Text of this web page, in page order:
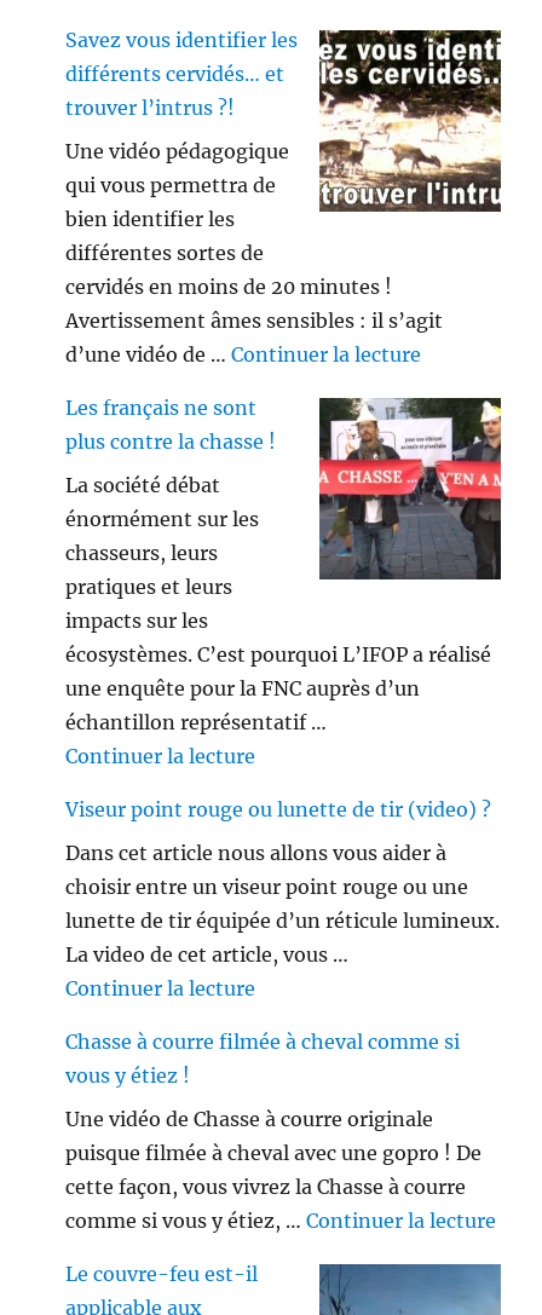
Savez vous identifier les
différents cervidés… et
trouver l’intrus ?!
Une vidéo pédagogique
qui vous permettra de
bien identifier les
différentes sortes de
cervidés en moins de 20 minutes !
Avertissement âmes sensibles : il s’agit
d’une vidéo de …Continuer la lecture
Les français ne sont
plus contre la chasse !
La société débat
énormément sur les
chasseurs, leurs
pratiques et leurs
impacts sur les
écosystèmes. C’est pourquoi L’IFOP a réalisé
une enquête pour la FNC auprès d’un
échantillon représentatif …
Continuer la lecture
Viseur point rouge ou lunette de tir (video) ?
Dans cet article nous allons vous aider à
choisir entre un viseur point rouge ou une
lunette de tir équipée d’un réticule lumineux.
La video de cet article, vous …
Continuer la lecture
Chasse à courre filmée à cheval comme si
vous y étiez !
Une vidéo de Chasse à courre originale
puisque filmée à cheval avec une gopro ! De
cette façon, vous vivrez la Chasse à courre
comme si vous y étiez, …Continuer la lecture
Le couvre-feu est-il
applicable aux